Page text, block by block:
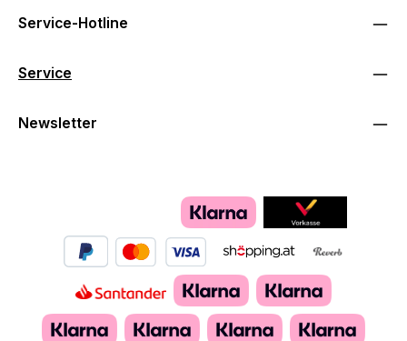
Service-Hotline
Service
Newsletter